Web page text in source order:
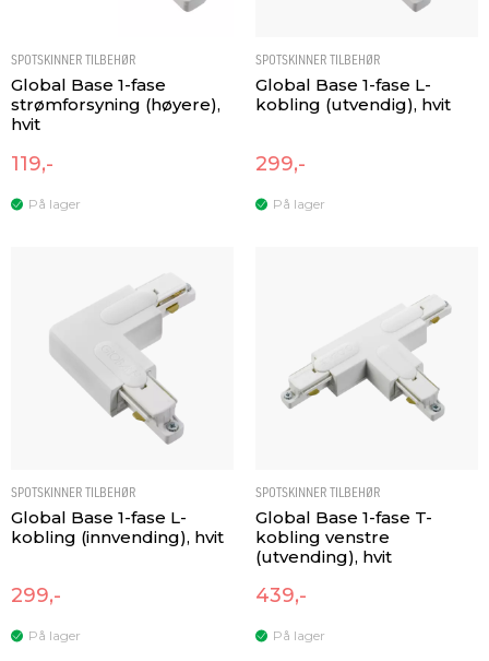
SPOTSKINNER TILBEHØR
Global Base 1-fase
strømforsyning (høyere),
hvit
119,-
På lager
SPOTSKINNER TILBEHØR
Global Base 1-fase L-
kobling (utvendig), hvit
299,-
På lager
SPOTSKINNER TILBEHØR
Global Base 1-fase L-
kobling (innvending), hvit
299,-
På lager
SPOTSKINNER TILBEHØR
Global Base 1-fase T-
kobling venstre
(utvending), hvit
439,-
På lager